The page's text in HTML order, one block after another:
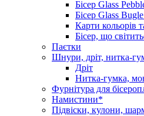
Бісер Glass
Бісер Glass
Карти кольорів
Бісер, що
Паєтки
Шнури, дріт, нитка-
Дріт
Нитка-гумка,
Фурнітура для
Намистини*
Підвіски, кулони,